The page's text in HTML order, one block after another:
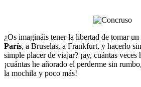
¿Os imagináis tener la libertad de tomar
París, a Bruselas, a Frankfurt, y hacerlo
simple placer de viajar? ¡ay, cuántas veces
¡cuántas he añorado el perderme sin
la mochila y poco más!